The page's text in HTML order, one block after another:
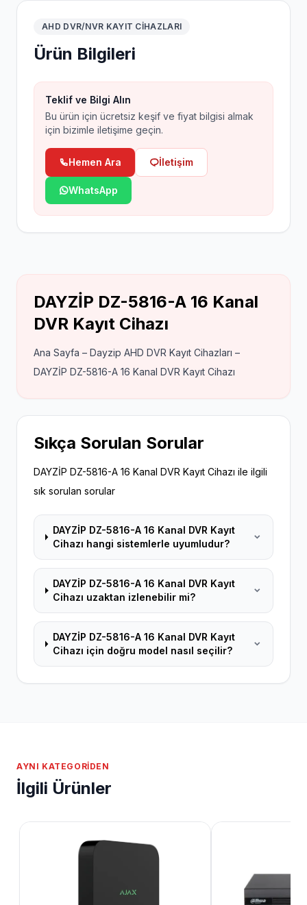
AHD DVR/NVR KAYIT CIHAZLARI
Ürün Bilgileri
Teklif ve Bilgi Alın
Bu ürün için ücretsiz keşif ve fiyat bilgisi almak
için bizimle iletişime geçin.
Hemen Ara İletişim
WhatsApp
DAYZİP DZ-5816-A 16 Kanal
DVR Kayıt Cihazı
Ana Sayfa – Dayzip AHD DVR Kayıt Cihazları –
DAYZİP DZ-5816-A 16 Kanal DVR Kayıt Cihazı
Sıkça Sorulan Sorular
DAYZİP DZ-5816-A 16 Kanal DVR Kayıt Cihazı ile ilgili
sık sorulan sorular
DAYZİP DZ-5816-A 16 Kanal DVR Kayıt
Cihazı hangi sistemlerle uyumludur?
DAYZİP DZ-5816-A 16 Kanal DVR Kayıt
Cihazı uzaktan izlenebilir mi?
DAYZİP DZ-5816-A 16 Kanal DVR Kayıt
Cihazı için doğru model nasıl seçilir?
AYNI KATEGORIDEN
İlgili Ürünler